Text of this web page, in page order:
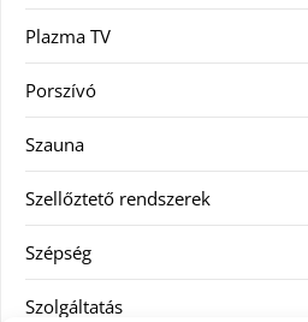
Plazma TV
Porszívó
Szauna
Szellőztető rendszerek
Szépség
Szolgáltatás